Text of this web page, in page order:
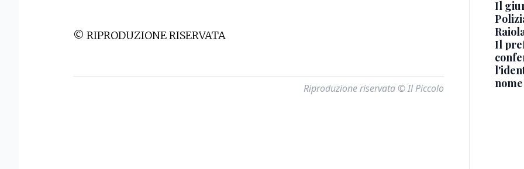
© RIPRODUZIONE RISERVATA
Riproduzione riservata © Il Piccolo
Il
Il
nome